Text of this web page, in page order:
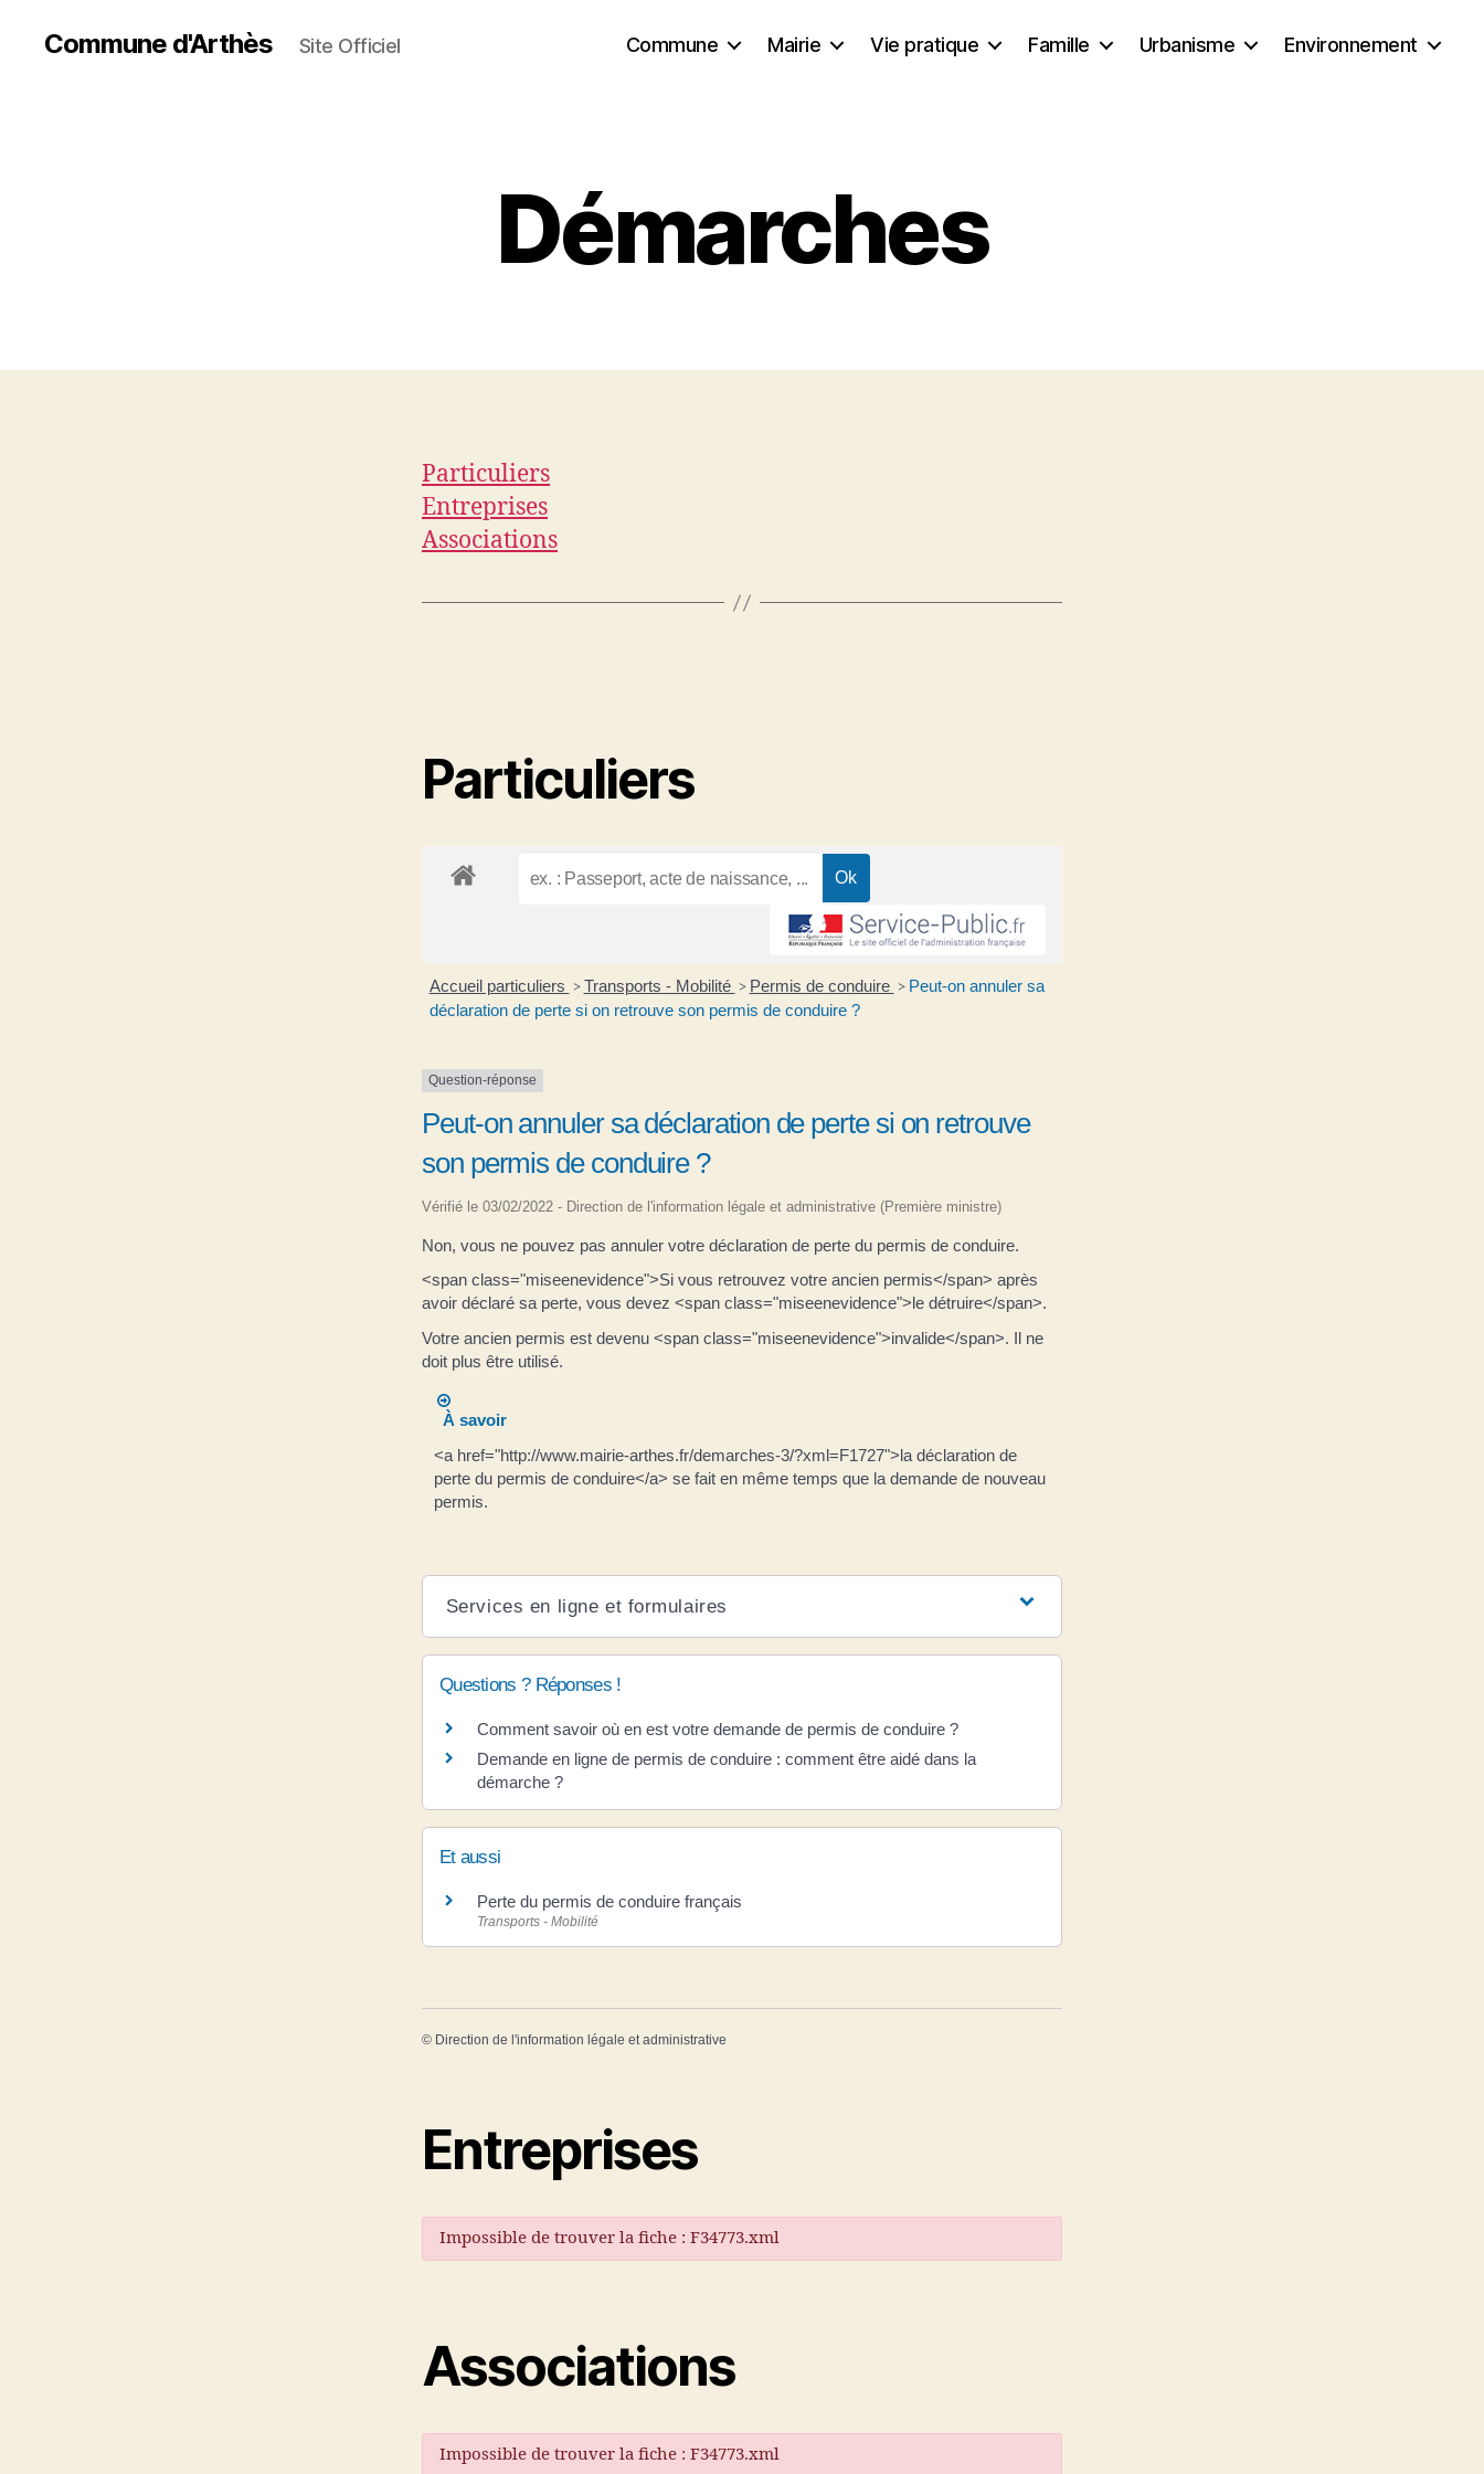
Commune d'Arthès Site Officiel Commune Mairie Vie pratique Famille Urbanisme Environnement
Démarches
Particuliers
Entreprises
Associations
Particuliers
Accueil particuliers > Transports - Mobilité > Permis de conduire > Peut-on annuler sa
déclaration de perte si on retrouve son permis de conduire ?
Question-réponse
Peut-on annuler sa déclaration de perte si on retrouve
son permis de conduire ?
Vérifié le 03/02/2022 - Direction de l'information légale et administrative (Première ministre)
Non, vous ne pouvez pas annuler votre déclaration de perte du permis de conduire.
<span class="miseenevidence">Si vous retrouvez votre ancien permis</span> après
avoir déclaré sa perte, vous devez <span class="miseenevidence">le détruire</span>.
Votre ancien permis est devenu <span class="miseenevidence">invalide</span>. Il ne
doit plus être utilisé.
À savoir
<a href="http://www.mairie-arthes.fr/demarches-3/?xml=F1727">la déclaration de
perte du permis de conduire</a> se fait en même temps que la demande de nouveau
permis.
Services en ligne et formulaires
Questions ? Réponses !
Comment savoir où en est votre demande de permis de conduire ?
Demande en ligne de permis de conduire : comment être aidé dans la
démarche ?
Et aussi
Perte du permis de conduire français
Transports - Mobilité
© Direction de l'information légale et administrative
Entreprises
Impossible de trouver la fiche : F34773.xml
Associations
Impossible de trouver la fiche : F34773.xml